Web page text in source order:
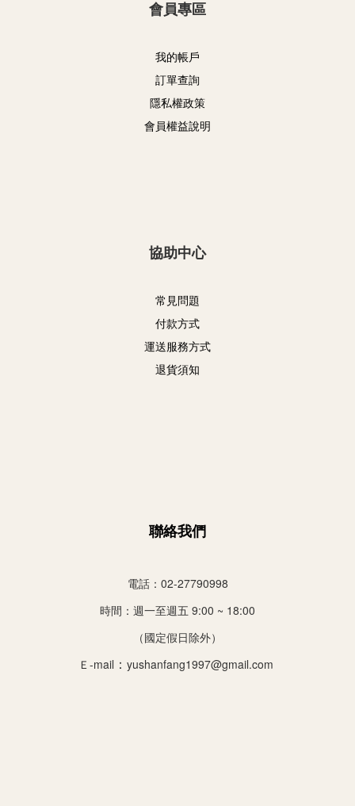
會員專區
我的帳戶
訂單查詢
隱私權政策
會員權益說明
協助中心
常見問題
付款方式
運送服務方式
退貨須知
聯絡我們
電話：02-27790998
時間： 週一至週五 9:00 ~ 18:00
（國定假日除外）
Ｅ-mail ： yushanfang1997@gmail.com